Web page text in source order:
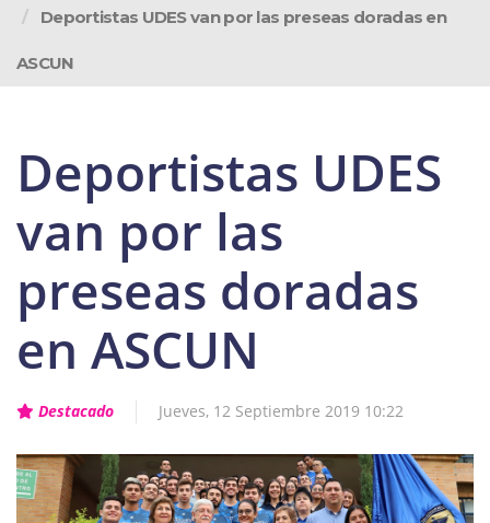
Deportistas UDES van por las preseas doradas en
ASCUN
Deportistas UDES
van por las
preseas doradas
en ASCUN
Destacado Jueves, 12 Septiembre 2019 10:22